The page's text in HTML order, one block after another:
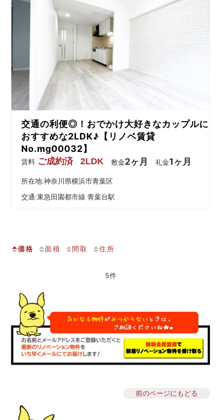
交通の利便◎！おでかけ大好きなカップルに
おすすめな2LDK♪【リノベ賃貸
No.mg00032】
賃料 ご成約済 2LDK 敷金2ヶ月 礼金1ヶ月
所在地:神奈川県横浜市青葉区
交通:東急田園都市線 青葉台駅
価格 面積 間取 住所
5件
前のページにもどる